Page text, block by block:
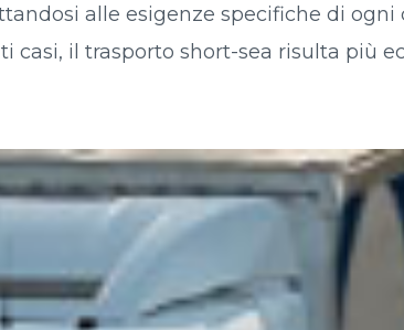
alle esigenze specifiche di ogni
casi, il trasporto short-sea risulta più